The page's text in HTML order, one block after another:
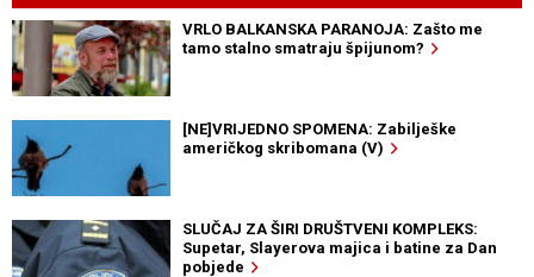
VRLO BALKANSKA PARANOJA: Zašto me
tamo stalno smatraju špijunom?
[NE]VRIJEDNO SPOMENA: Zabilješke
američkog skribomana (V)
SLUČAJ ZA ŠIRI DRUŠTVENI KOMPLEKS:
Supetar, Slayerova majica i batine za Dan
pobjede